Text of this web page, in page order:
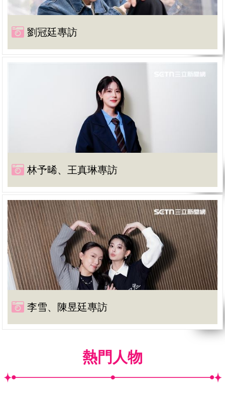
劉冠廷專訪
林予晞、王真琳專訪
李雪、陳昱廷專訪
熱門人物